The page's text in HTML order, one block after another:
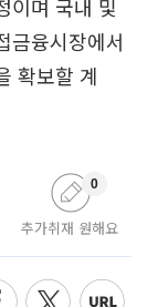
이며 국내 및
금융시장에서
확보할 계
추가취재 원해요
0